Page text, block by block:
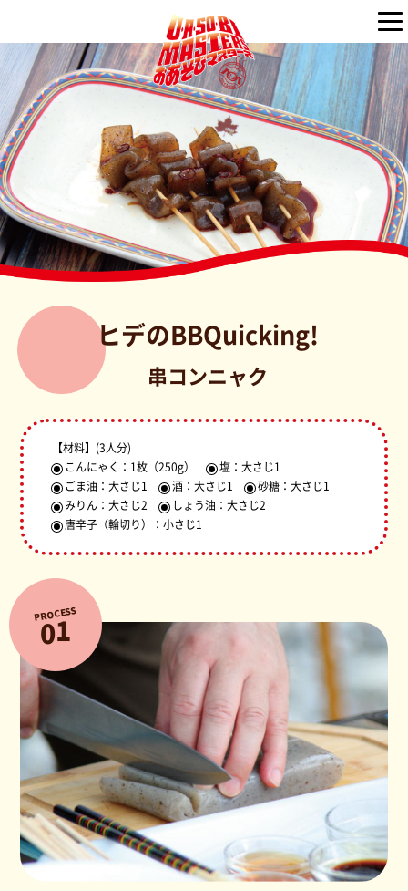
ヒデのBBQuicking!
串コンニャク
【材料】 (3人分)
こんにゃく：1枚（250g）
塩：大さじ1
ごま油：大さじ1
酒：大さじ1
砂糖：大さじ1
みりん：大さじ2
しょう油：大さじ2
唐辛子（輪切り）：小さじ1
PROCESS
01